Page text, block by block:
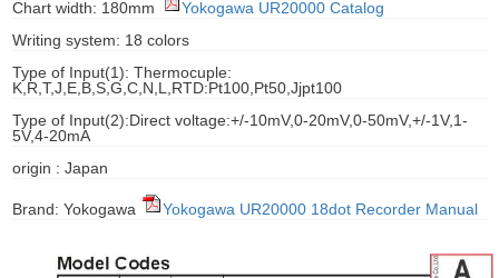
Chart width: 180mm
Yokogawa UR20000 Catalog
Writing system: 18 colors
Type of Input(1): Thermocuple:
K,R,T,J,E,B,S,G,C,N,L,RTD:Pt100,Pt50,Jjpt100
Type of Input(2):Direct voltage:+/-10mV,0-20mV,0-50mV,+/-1V,1-
5V,4-20mA
origin : Japan
Brand: Yokogawa Yokogawa UR20000 18dot Recorder Manual